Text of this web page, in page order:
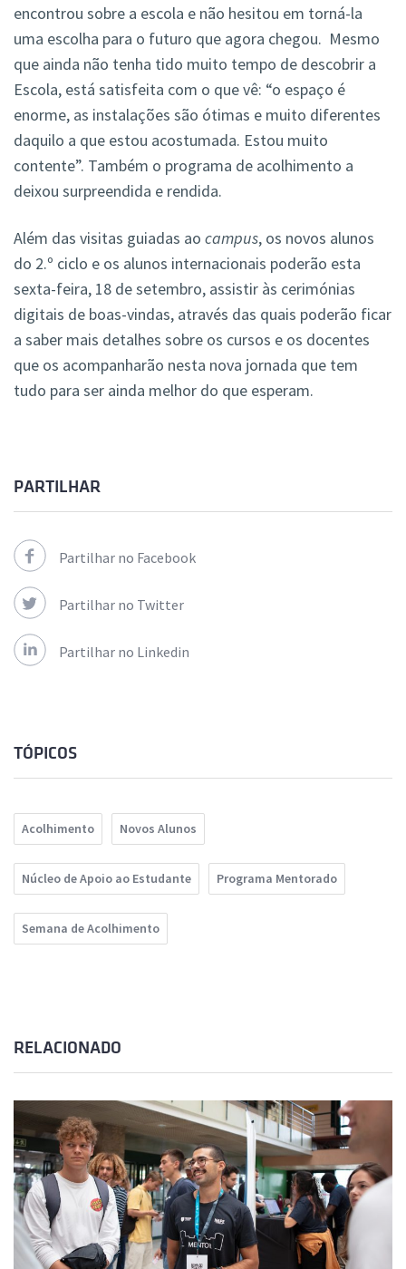
encontrou sobre a escola e não hesitou em torná-la
uma escolha para o futuro que agora chegou. Mesmo
que ainda não tenha tido muito tempo de descobrir a
Escola, está satisfeita com o que vê: “o espaço é
enorme, as instalações são ótimas e muito diferentes
daquilo a que estou acostumada. Estou muito
contente”. Também o programa de acolhimento a
deixou surpreendida e rendida.
Além das visitas guiadas ao campus, os novos alunos
do 2.º ciclo e os alunos internacionais poderão esta
sexta-feira, 18 de setembro, assistir às cerimónias
digitais de boas-vindas, através das quais poderão ficar
a saber mais detalhes sobre os cursos e os docentes
que os acompanharão nesta nova jornada que tem
tudo para ser ainda melhor do que esperam.
PARTILHAR
Partilhar no Facebook
Partilhar no Twitter
Partilhar no Linkedin
TÓPICOS
Acolhimento Novos Alunos
Núcleo de Apoio ao Estudante Programa Mentorado
Semana de Acolhimento
RELACIONADO